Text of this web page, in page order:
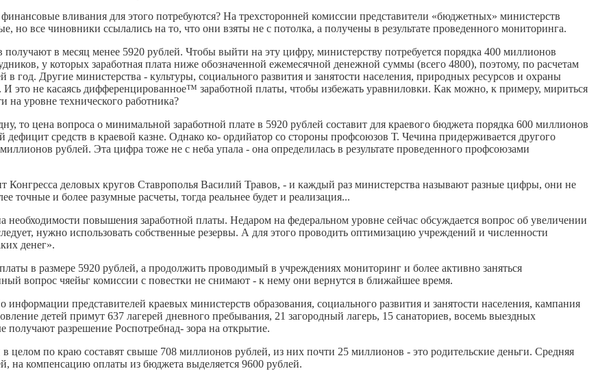
вливания для этого потребуются? На трехсторонней комиссии представители «бюджетных» министерств
все чиновники ссылались на то, что они взяты не с потолка, а получены в результате проведенного мониторинга.
в месяц менее 5920 рублей. Чтобы выйти на эту цифру, министерству потребуется порядка 400 миллионов
у которых заработная плата ниже обозначенной ежемесячной денежной суммы (всего 4800), поэтому, по расчетам
год. Другие министерства - культуры, социального развития и занятости населения, природных ресурсов и охраны
не касаясь дифференцированное™ заработной платы, чтобы избежать уравниловки. Как можно, к примеру, мириться
на уровне технического работника?
то цена вопроса о минимальной заработной плате в 5920 рублей составит для краевого бюджета порядка 600 миллионов
средств в краевой казне. Однако ко- ордийатор со стороны профсоюзов Т. Чечина придерживается другого
рублей. Эта цифра тоже не с неба упала - она определилась в результате проведенного профсоюзами
Конгресса деловых кругов Ставрополья Василий Травов, - и каждый раз министерства называют разные цифры, они не
и более разумные расчеты, тогда реальнее будет и реализация...
повышения заработной платы. Недаром на федеральном уровне сейчас обсуждается вопрос об увеличении
нужно использовать собственные резервы. А для этого проводить оптимизацию учреждений и численности
денег».
в размере 5920 рублей, а продолжить проводимый в учреждениях мониторинг и более активно заняться
вопрос чяейьг комиссии с повестки не снимают - к нему они вернутся в ближайшее время.
представителей краевых министерств образования, социального развития и занятости населения, кампания
детей примут 637 лагерей дневного пребывания, 21 загородный лагерь, 15 санаториев, восемь выездных
получают разрешение Роспотребнад- зора на открытие.
целом по краю составят свыше 708 миллионов рублей, из них почти 25 миллионов - это родительские деньги. Средняя
на компенсацию оплаты из бюджета выделяется 9600 рублей.